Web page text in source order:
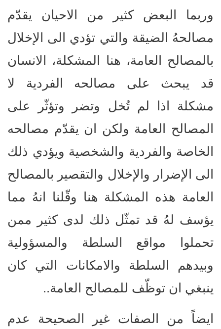
وربما البعض كثير من الاحيان يقدّم
مصالحهُ الضيقة والتي تؤدي الى الإخلال
بالمصالح العامة، هنا المشكلة، الانسان
قد يبحث على مصالحه الفردية لا
مشكلة اذا لم تُخل وتضر وتؤثّر على
المصالح العامة ولكن ان يقدّم مصالحه
الخاصة والفردية والشخصية ويؤدي ذلك
الى الإضرار والإخلال والتقصير بالمصالح
العامة هذه المشكلة هنا وقّلنا انهُ مما
يؤسف لهُ قد تمثّل ذلك لدى كثير ممن
تحملوا مواقع السلطة والمسؤولية
وبيدهم السلطة والامكانات التي كان
ينبغي ان توظّف للمصالح العامة..
ايضاً من الصفات غير الصحيحة عدم